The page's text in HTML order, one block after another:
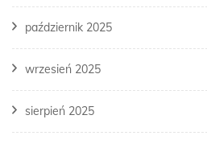
październik 2025
wrzesień 2025
sierpień 2025